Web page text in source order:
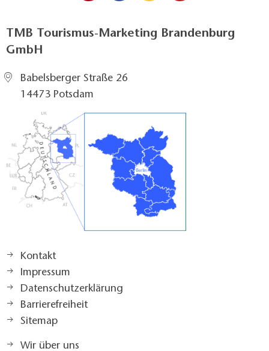
TMB Tourismus-Marketing Brandenburg
GmbH
Babelsberger Straße 26
14473 Potsdam
Kontakt
Impressum
Datenschutzerklärung
Barrierefreiheit
Sitemap
Wir über uns